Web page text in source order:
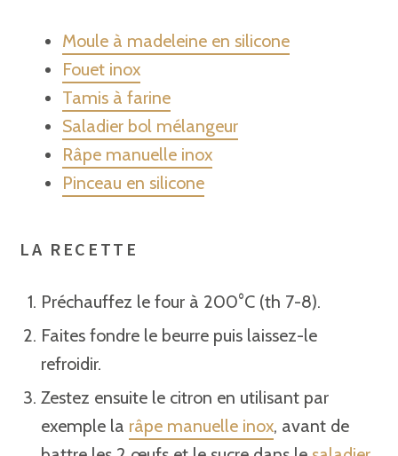
Moule à madeleine en silicone
Fouet inox
Tamis à farine
Saladier bol mélangeur
Râpe manuelle inox
Pinceau en silicone
LA RECETTE
Préchauffez le four à 200°C (th 7-8).
Faites fondre le beurre puis laissez-le
refroidir.
Zestez ensuite le citron en utilisant par
exemple la râpe manuelle inox, avant de